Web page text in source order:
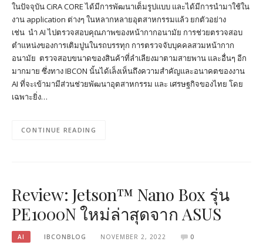
ในปัจจุบัน CiRA CORE ได้มีการพัฒนาเต็มรูปแบบ และได้มีการนำมาใช้ใน
งาน application ต่างๆ ในหลากหลายอุตสาหกรรมแล้ว ยกตัวอย่าง
เช่น นำ AI ไปตรวจสอบคุณภาพของหน้ากากอนามัย การช่วยตรวจสอบ
ตำแหน่งของการเติมปูนในรถบรรทุก การตรวจจับบุคคลสวมหน้ากาก
อนามัย ตรวจสอบขนาดของสินค้าที่ลำเลียงมาตามสายพาน และอื่นๆ อีก
มากมาย ซึ่งทาง IBCON นั้นได้เล็งเห็นถึงความสำคัญและอนาคตของงาน
AI ที่จะเข้ามามีส่วนช่วยพัฒนาอุตสาหกรรม และ เศรษฐกิจของไทย โดย
เฉพาะยิ่ง…
CONTINUE READING
Review: Jetson™ Nano Box รุ่น
PE1000N ใหม่ล่าสุดจาก ASUS
AI IBCONBLOG NOVEMBER 2, 2022 0